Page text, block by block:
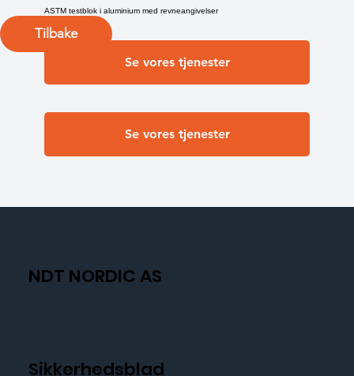
Tilbake
ASTM testblok i aluminium med revneangivelser
Se vores tjenester
Se vores tjenester
NDT NORDIC AS
Sikkerhedsblad